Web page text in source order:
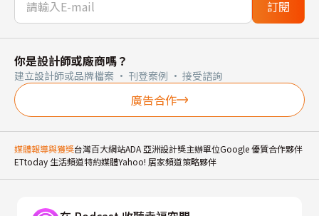
訂閱
你是設計師或廠商嗎？
建立設計師或品牌檔案 · 刊登案例 · 接受諮詢
廣告合作
媒體報導與獲獎台灣百大網站ADA 亞洲設計獎主辦單位Google 優質合作夥伴
ETtoday 生活頻道特約媒體Yahoo! 居家頻道策略夥伴